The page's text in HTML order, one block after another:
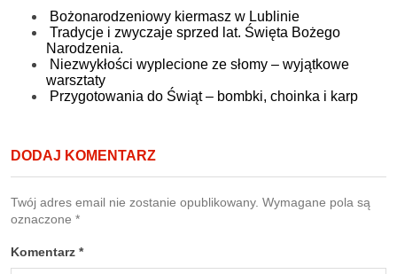
Bożonarodzeniowy kiermasz w Lublinie
Tradycje i zwyczaje sprzed lat. Święta Bożego
Narodzenia.
Niezwykłości wyplecione ze słomy – wyjątkowe
warsztaty
Przygotowania do Świąt – bombki, choinka i karp
DODAJ KOMENTARZ
Twój adres email nie zostanie opublikowany. Wymagane pola są
oznaczone *
Komentarz *